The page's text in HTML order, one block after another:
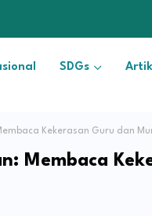
SDGs
Kekerasan Guru dan
Membaca